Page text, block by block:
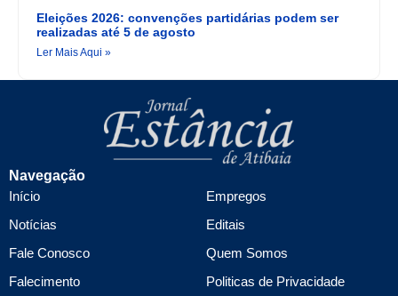
Eleições 2026: convenções partidárias podem ser
realizadas até 5 de agosto
Ler Mais Aqui »
Navegação
Início
Notícias
Fale Conosco
Falecimento
Empregos
Editais
Quem Somos
Politicas de Privacidade